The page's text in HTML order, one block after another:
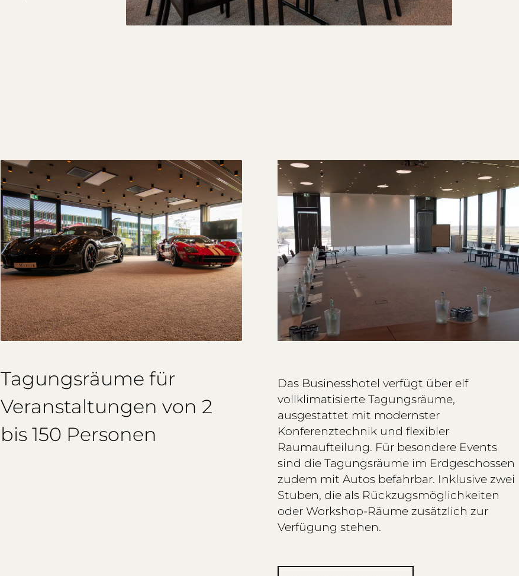
Tagungsräume für
Veranstaltungen von 2
bis 150 Personen
Das Businesshotel verfügt über elf
vollklimatisierte Tagungsräume,
ausgestattet mit modernster
Konferenztechnik und flexibler
Raumaufteilung. Für besondere Events
sind die Tagungsräume im Erdgeschossen
zudem mit Autos befahrbar. Inklusive zwei
Stuben, die als Rückzugsmöglichkeiten
oder Workshop-Räume zusätzlich zur
Verfügung stehen.